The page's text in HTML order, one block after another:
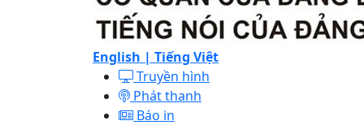
English | Tiếng Việt
Truyền hình
Phát thanh
Báo in